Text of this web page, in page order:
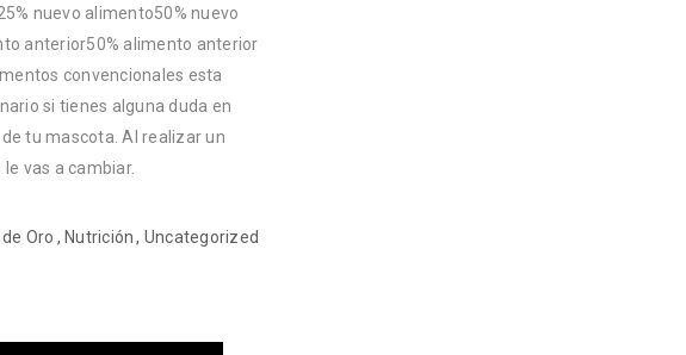
nuevo alimento50% nuevo
anterior50% alimento anterior
convencionales esta
si tienes alguna duda en
tu mascota. Al realizar un
vas a cambiar.
Oro , Nutrición , Uncategorized